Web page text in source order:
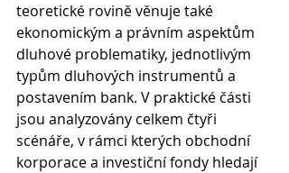
teoretické rovině věnuje také
ekonomickým a právním aspektům
dluhové problematiky, jednotlivým
typům dluhových instrumentů a
postavením bank. V praktické části
jsou analyzovány celkem čtyři
scénáře, v rámci kterých obchodní
korporace a investiční fondy hledají